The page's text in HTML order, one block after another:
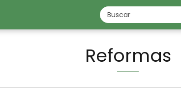
Reformas